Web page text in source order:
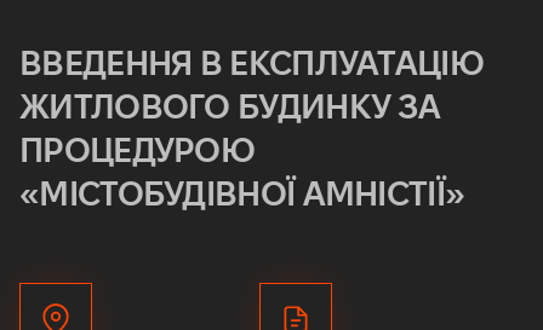
ВВЕДЕННЯ В ЕКСПЛУАТАЦІЮ
ЖИТЛОВОГО БУДИНКУ ЗА
ПРОЦЕДУРОЮ
«МІСТОБУДІВНОЇ АМНІСТІЇ»